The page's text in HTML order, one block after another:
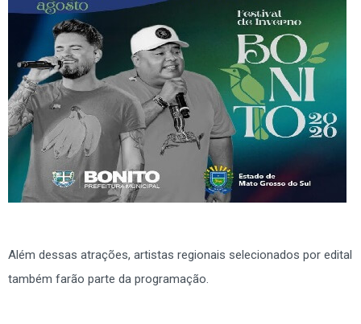
Além dessas atrações, artistas regionais selecionados por edital
também farão parte da programação.